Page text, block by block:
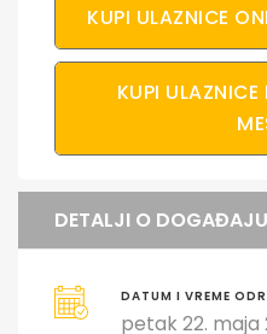
KUPI ULAZNICE
KUPI
DETALJI O DOGAĐAJU
DATUM I VREME
petak 22. maja